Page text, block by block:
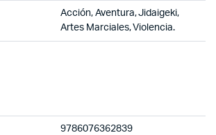
Acción, Aventura, Jidaigeki,
Artes Marciales, Violencia.
9786076362839